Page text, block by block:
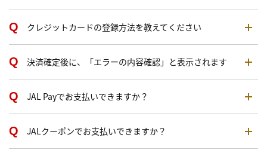
クレジットカードの登録方法を教えてください
決済確定後に、「エラーの内容確認」と表示されます
JAL Payでお支払いできますか？
JALクーポンでお支払いできますか？